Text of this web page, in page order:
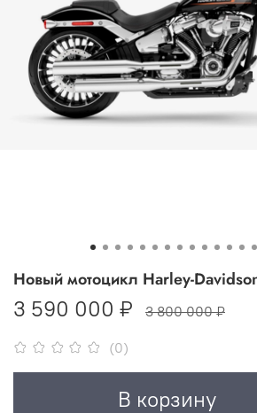
(0)
Новый мотоцикл Harley-
3 590 000 ₽ 3 800 000 ₽
В корзину